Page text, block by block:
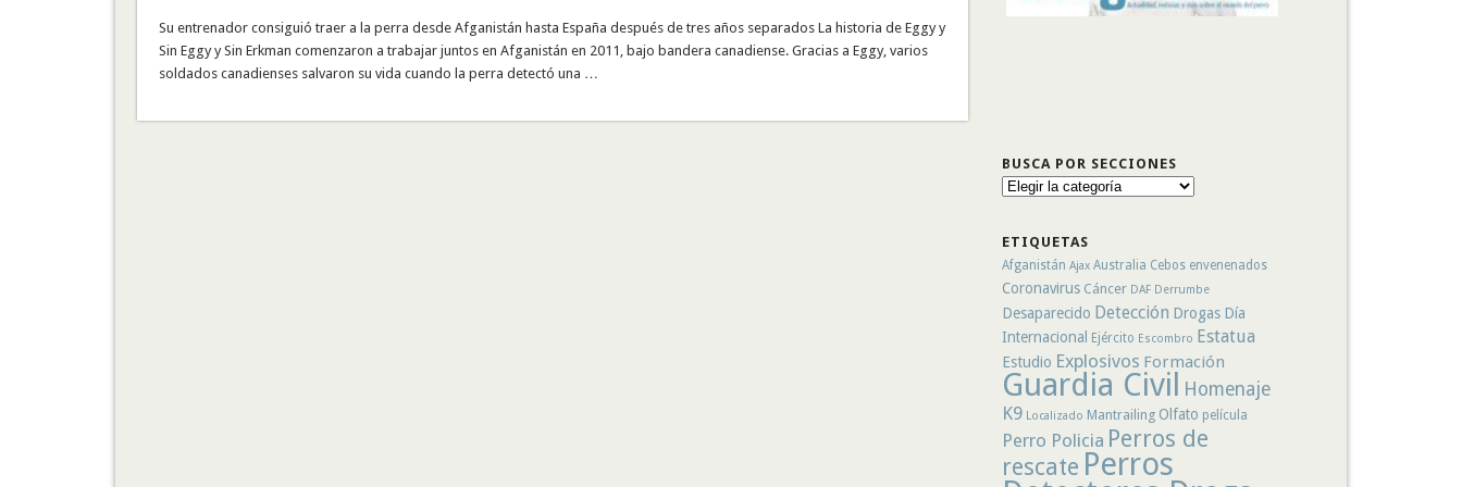
Su entrenador consiguió traer a la perra desde Afganistán hasta España después de tres años separados La historia de Eggy y
Sin Eggy y Sin Erkman comenzaron a trabajar juntos en Afganistán en 2011, bajo bandera canadiense. Gracias a Eggy, varios
soldados canadienses salvaron su vida cuando la perra detectó una …
BUSCA POR SECCIONES
Busca
ETIQUETAS
Afganistán Ajax Australia Cebos envenenados
Coronavirus Cáncer DAF Derrumbe
Desaparecido Detección Drogas Día
Internacional
Ejército Escombro Estatua
Estudio Explosivos Formación
Guardia Civil
Homenaje
K9 Localizado Mantrailing Olfato película
Perro Policia Perros de
rescate Perros